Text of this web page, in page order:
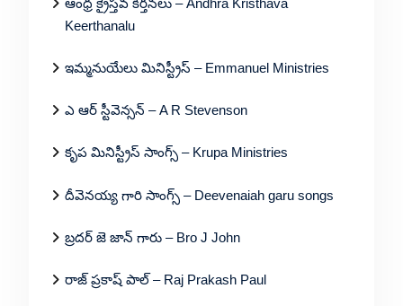
Keerthanalu
ఇమ్మనుయేలు మినిస్ట్రీస్ – Emmanuel Ministries
ఎ ఆర్ స్టీవెన్సన్ – A R Stevenson
కృప మినిస్ట్రీస్ సాంగ్స్ – Krupa Ministries
దీవెనయ్య గారి సాంగ్స్ – Deevenaiah garu songs
బ్రదర్ జె జాన్ గారు – Bro J John
రాజ్ ప్రకాష్ పాల్ – Raj Prakash Paul